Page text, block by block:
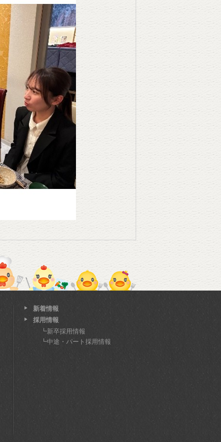
新着情報
採用情報
┗新卒採用情報
┗中途・パート採用情報